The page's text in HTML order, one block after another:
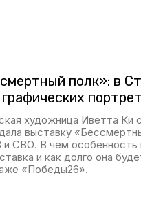
полк»: в
художница Иветта
выставку
СВО. В чём особенность
и как долго она
«Победы26».